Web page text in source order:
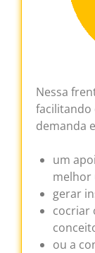
Nessa
facilitando
demanda
um
melhor
gerar
cocriar
ou a